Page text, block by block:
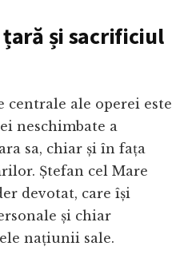
și sacrificiul
centrale ale operei este
neschimbate a
sa, chiar și în fața
Ștefan cel Mare
devotat, care își
și chiar
națiunii sale.